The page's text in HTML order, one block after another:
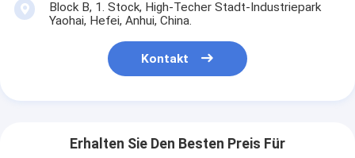
Block B, 1. Stock, High-Techer Stadt-Industriepark
Yaohai, Hefei, Anhui, China.
Kontakt
Erhalten Sie Den Besten Preis Für